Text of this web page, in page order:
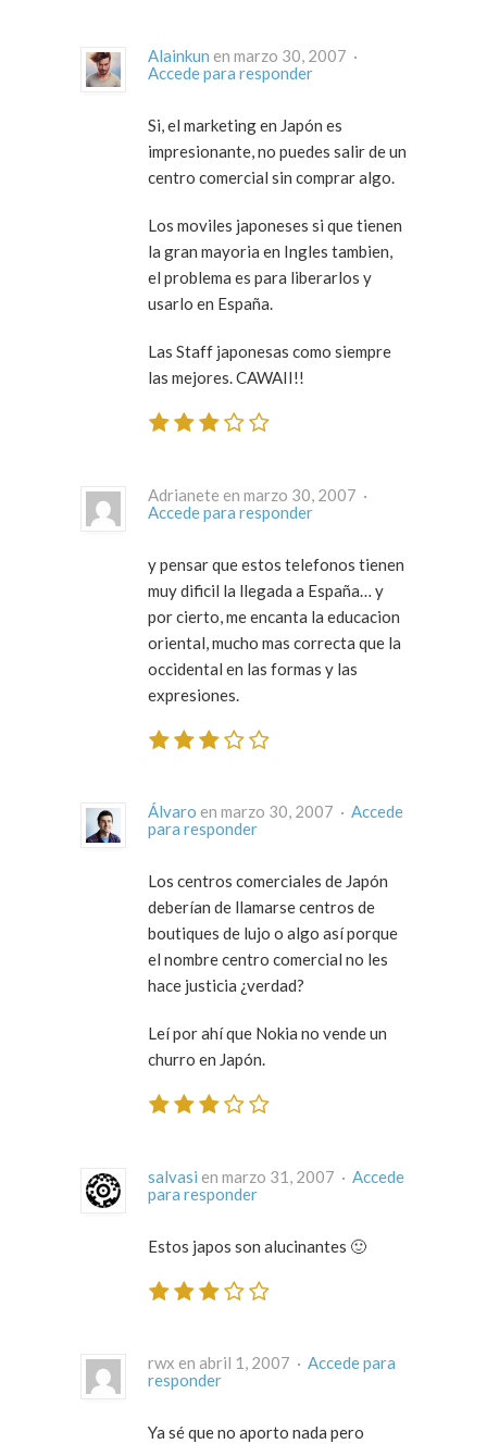
Alainkun
en marzo 30, 2007 ·
Accede para responder
Si, el marketing en Japón es
impresionante, no puedes salir de un
centro comercial sin comprar algo.
Los moviles japoneses si que tienen
la gran mayoria en Ingles tambien,
el problema es para liberarlos y
usarlo en España.
Las Staff japonesas como siempre
las mejores. CAWAII!!
Adrianete en marzo 30, 2007 ·
Accede para responder
y pensar que estos telefonos tienen
muy dificil la llegada a España… y
por cierto, me encanta la educacion
oriental, mucho mas correcta que la
occidental en las formas y las
expresiones.
Álvaro en marzo 30, 2007 · Accede
para responder
Los centros comerciales de Japón
deberían de llamarse centros de
boutiques de lujo o algo así porque
el nombre centro comercial no les
hace justicia ¿verdad?
Leí por ahí que Nokia no vende un
churro en Japón.
salvasi en marzo 31, 2007 · Accede
para responder
Estos japos son alucinantes 🙂
rwx en abril 1, 2007 · Accede para
responder
Ya sé que no aporto nada pero